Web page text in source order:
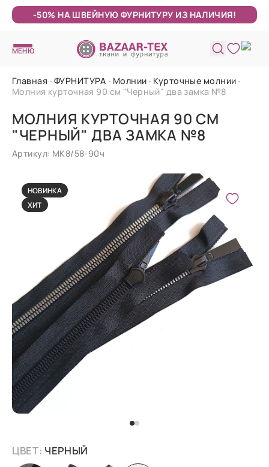
-50% НА ШВЕЙНУЮ ФУРНИТУРУ ИЗ НАЛИЧИЯ!
МЕНЮ
Главная ФУРНИТУРА Молнии
Курточные молнии
Молния курточная 90 см "Черный" два замка №8
МОЛНИЯ КУРТОЧНАЯ 90 СМ
"ЧЕРНЫЙ" ДВА ЗАМКА №8
Артикул: МК8/58-90ч
НОВИНКА
ХИТ
ЦВЕТ: ЧЕРНЫЙ